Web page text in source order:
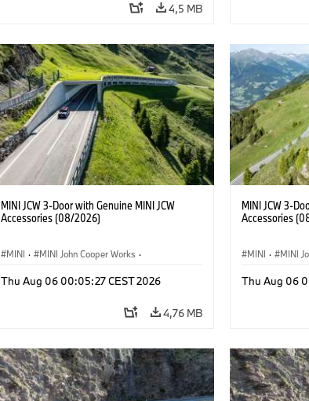
4,5 MB
MINI JCW 3-Door with Genuine MINI JCW
Accessories (08/2026)
MINI · MINI John Cooper Works ·
Doplňky na přání, příslušenství
Thu Aug 06 00:05:27 CEST 2026
4,76 MB
MINI JCW 3-
Accessories
MINI · MINI
Doplňky na
Thu Aug 06